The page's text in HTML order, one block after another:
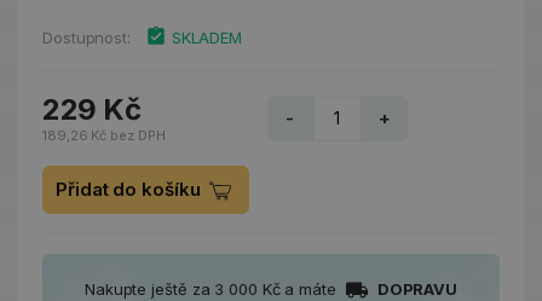
Dostupnost: SKLADEM
229 Kč
189,26 Kč bez DPH
- +
Přidat do košíku
Nakupte ještě za 3 000 Kč a máte
DOPRAVU